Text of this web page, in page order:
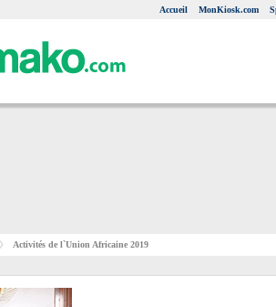
Accueil MonKiosk.com
Activités de l`Union Africaine 2019